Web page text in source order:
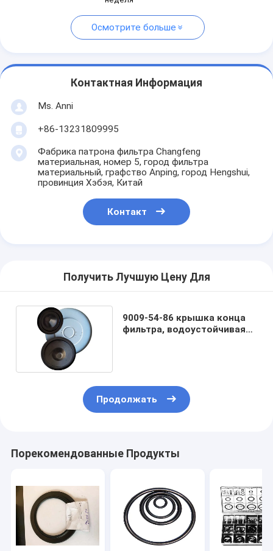
Осмотрите больше
Контактная Информация
Ms. Anni
+86-13231809995
Фабрика патрона фильтра Changfeng
материальная, номер 5, город фильтра
материальный, графство Anping, город Hengshui,
провинция Хэбэя, Китай
Контакт
Получить Лучшую Цену Для
9009-54-86 крышка конца
фильтра, водоустойчивая
Продолжать
Порекомендованные Продукты